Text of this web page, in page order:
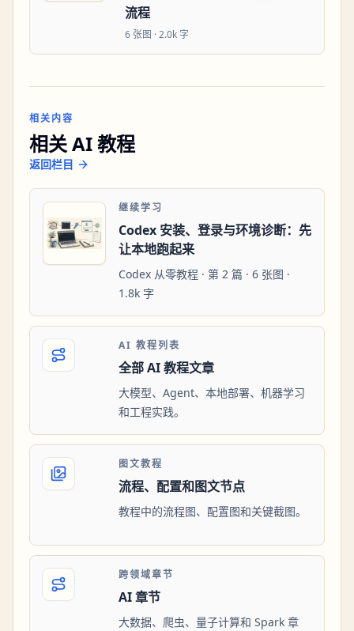
流程
6 张图 ·2.0k 字
相关内容
相关 AI 教程
返回栏目
继续学习
Codex 安装、登录与环境诊断：先
让本地跑起来
Codex 从零教程 · 第 2 篇 · 6 张图 ·
1.8k 字
AI 教程列表
全部 AI 教程文章
大模型、Agent、本地部署、机器学习
和工程实践。
图文教程
流程、配置和图文节点
教程中的流程图、配置图和关键截图。
跨领域章节
AI 章节
大数据、爬虫、量子计算和 Spark 章